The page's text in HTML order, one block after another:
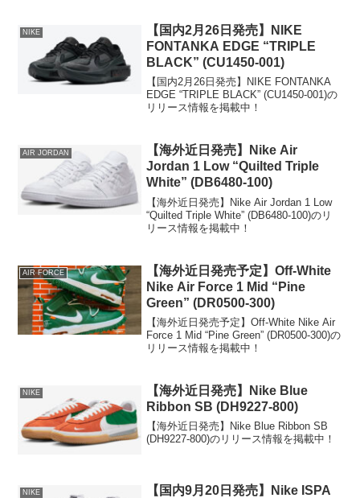
NIKE
【国内2月26日発売】NIKE
FONTANKA EDGE “TRIPLE
BLACK” (CU1450-001)
【国内2月26日発売】NIKE FONTANKA
EDGE “TRIPLE BLACK” (CU1450-001)の
リリース情報を掲載中！
AIR JORDAN
【海外近日発売】Nike Air
Jordan 1 Low “Quilted Triple
White” (DB6480-100)
【海外近日発売】Nike Air Jordan 1 Low
“Quilted Triple White” (DB6480-100)のリ
リース情報を掲載中！
AIR FORCE
【海外近日発売予定】Off-White
Nike Air Force 1 Mid “Pine
Green” (DR0500-300)
【海外近日発売予定】Off-White Nike Air
Force 1 Mid “Pine Green” (DR0500-300)の
リリース情報を掲載中！
NIKE
【海外近日発売】Nike Blue
Ribbon SB (DH9227-800)
【海外近日発売】Nike Blue Ribbon SB
(DH9227-800)のリリース情報を掲載中！
NIKE
【国内9月20日発売】Nike ISPA